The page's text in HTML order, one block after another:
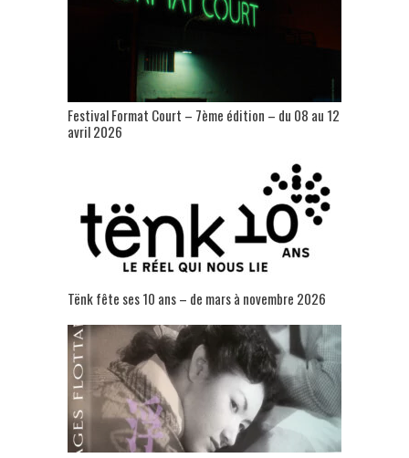
Festival Format Court – 7ème édition – du 08 au 12
avril 2026
Tënk fête ses 10 ans – de mars à novembre 2026